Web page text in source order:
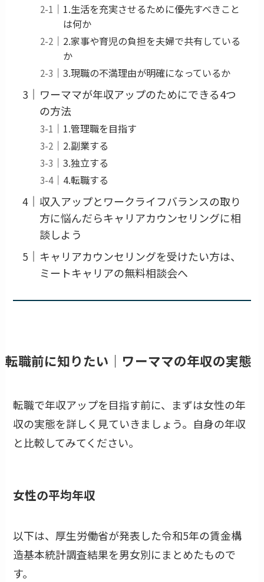
1.生活を充実させるために優先すべきこと
は何か
2.家事や育児の負担を夫婦で共有している
か
3.現職の不満理由が明確になっているか
ワーママが年収アップのためにできる4つ
の方法
1.管理職を目指す
2.副業する
3.独立する
4.転職する
収入アップとワークライフバランスの取り
方に悩んだらキャリアカウンセリングに相
談しよう
キャリアカウンセリングを受けたい方は、
ミートキャリアの無料相談会へ
転職前に知りたい｜ワーママの年収の実態
転職で年収アップを目指す前に、まずは女性の年
収の実態を詳しく見ていきましょう。自身の年収
と比較してみてください。
女性の平均年収
以下は、厚生労働省が発表した令和5年の賃金構
造基本統計調査結果を男女別にまとめたもので
す。